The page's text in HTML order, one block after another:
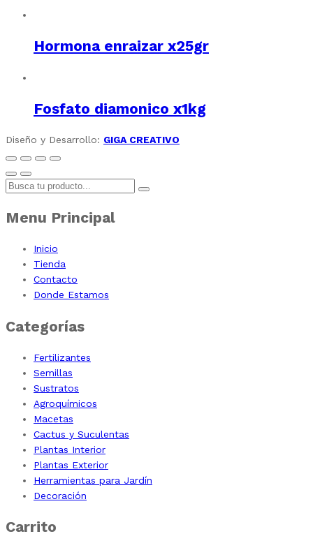
Hormona enraizar x25gr
Fosfato diamonico x1kg
Diseño y Desarrollo: GIGA CREATIVO
Menu Principal
Inicio
Tienda
Contacto
Donde Estamos
Categorías
Fertilizantes
Semillas
Sustratos
Agroquímicos
Macetas
Cactus y Suculentas
Plantas Interior
Plantas Exterior
Herramientas para Jardín
Decoración
Carrito